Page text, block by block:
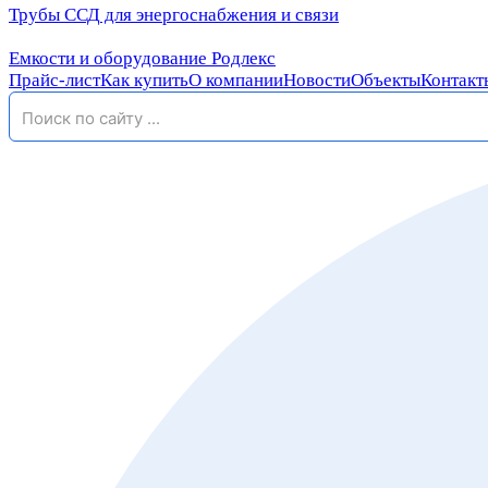
Трубы ССД для энергоснабжения и связи
Емкости и оборудование Родлекс
Прайс-листКак купитьО компанииНовостиОбъекты